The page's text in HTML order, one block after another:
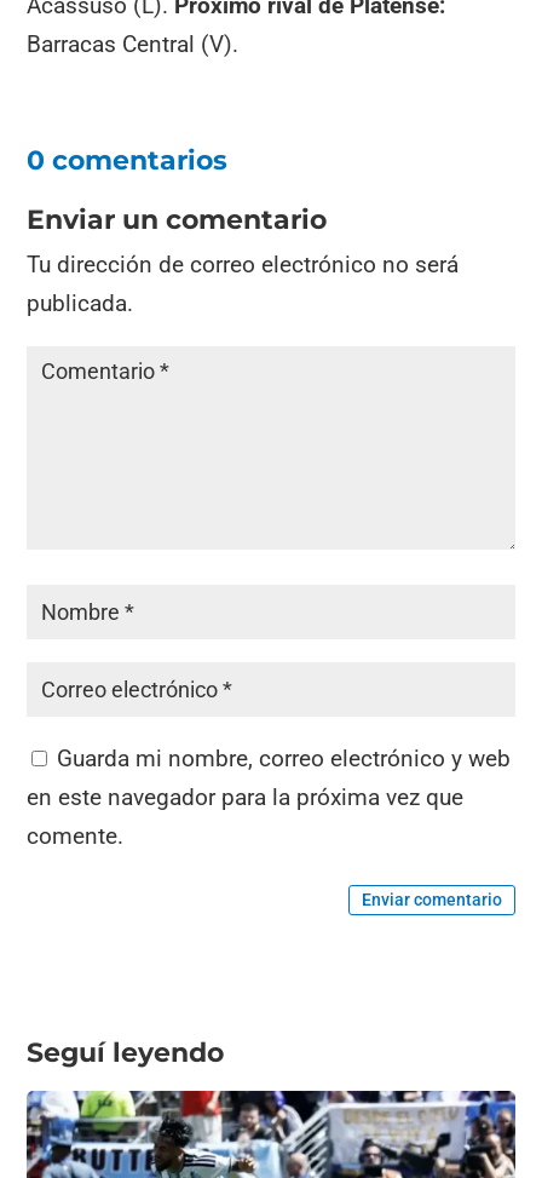
Barracas Central (V).
0 comentarios
Enviar un comentario
Tu dirección de correo electrónico no será
publicada.
Guarda mi nombre, correo electrónico y web
en este navegador para la próxima vez que
comente.
Enviar comentario
Seguí leyendo